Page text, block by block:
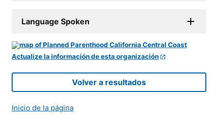
Language Spoken
Actualize la información de esta organización
Volver a resultados
Inicio de la página